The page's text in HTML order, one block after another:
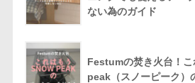
ない為のガイド
Festumの焚き火台！
peak（スノーピーク）